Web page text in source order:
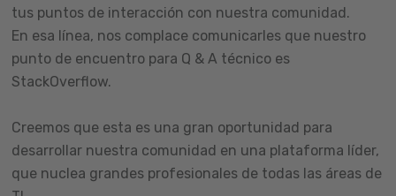
tus puntos de interacción con nuestra comunidad.
En esa línea, nos complace comunicarles que nuestro
punto de encuentro para Q & A técnico es
StackOverflow.
Creemos que esta es una gran oportunidad para
desarrollar nuestra comunidad en una plataforma líder,
que nuclea grandes profesionales de todas las áreas de